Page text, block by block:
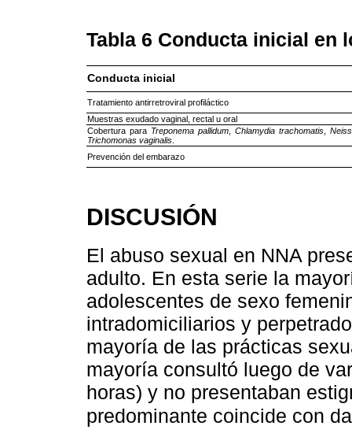
Tabla 6 Conducta inicial en
Conducta inicial
Tratamiento antirretroviral profiláctico
Muestras exudado vaginal, rectal u oral
Cobertura para Treponema pallidum Chlamydia trachomatis
Trichomonas vaginalis
Prevención del embarazo
DISCUSIÓN
El abuso sexual en NNA
adulto. En esta serie la
adolescentes de sexo
intradomiciliarios y
mayoría de las prácticas
mayoría consultó luego de
horas) y no presentaban
predominante coincide con